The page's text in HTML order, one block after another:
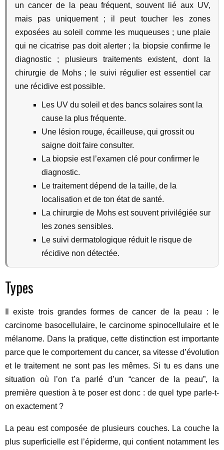
un cancer de la peau fréquent, souvent lié aux UV,
mais pas uniquement ; il peut toucher les zones
exposées au soleil comme les muqueuses ; une plaie
qui ne cicatrise pas doit alerter ; la biopsie confirme le
diagnostic ; plusieurs traitements existent, dont la
chirurgie de Mohs ; le suivi régulier est essentiel car
une récidive est possible.
Les UV du soleil et des bancs solaires sont la
cause la plus fréquente.
Une lésion rouge, écailleuse, qui grossit ou
saigne doit faire consulter.
La biopsie est l’examen clé pour confirmer le
diagnostic.
Le traitement dépend de la taille, de la
localisation et de ton état de santé.
La chirurgie de Mohs est souvent privilégiée sur
les zones sensibles.
Le suivi dermatologique réduit le risque de
récidive non détectée.
Types
Il existe trois grandes formes de cancer de la peau : le
carcinome basocellulaire, le carcinome spinocellulaire et le
mélanome. Dans la pratique, cette distinction est importante
parce que le comportement du cancer, sa vitesse d’évolution
et le traitement ne sont pas les mêmes. Si tu es dans une
situation où l’on t’a parlé d’un “cancer de la peau”, la
première question à te poser est donc : de quel type parle-t-
on exactement ?
La peau est composée de plusieurs couches. La couche la
plus superficielle est l’épiderme, qui contient notamment les